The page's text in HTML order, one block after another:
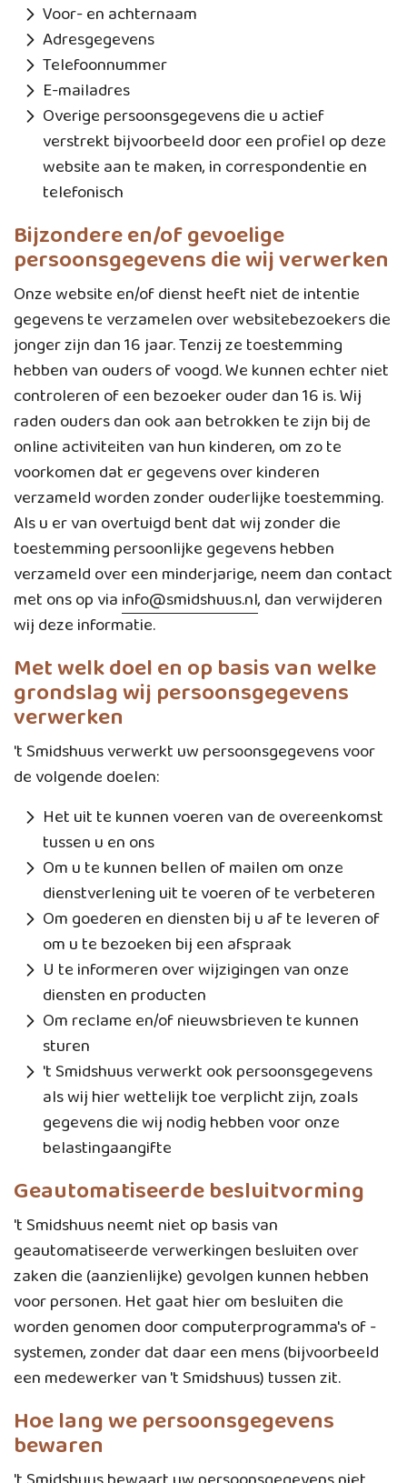
Voor- en achternaam
Adresgegevens
Telefoonnummer
E-mailadres
Overige persoonsgegevens die u actief
verstrekt bijvoorbeeld door een profiel op deze
website aan te maken, in correspondentie en
telefonisch
Bijzondere en/of gevoelige
persoonsgegevens die wij verwerken
Onze website en/of dienst heeft niet de intentie
gegevens te verzamelen over websitebezoekers die
jonger zijn dan 16 jaar. Tenzij ze toestemming
hebben van ouders of voogd. We kunnen echter niet
controleren of een bezoeker ouder dan 16 is. Wij
raden ouders dan ook aan betrokken te zijn bij de
online activiteiten van hun kinderen, om zo te
voorkomen dat er gegevens over kinderen
verzameld worden zonder ouderlijke toestemming.
Als u er van overtuigd bent dat wij zonder die
toestemming persoonlijke gegevens hebben
verzameld over een minderjarige, neem dan contact
met ons op via info@smidshuus.nl, dan verwijderen
wij deze informatie.
Met welk doel en op basis van welke
grondslag wij persoonsgegevens
verwerken
't Smidshuus verwerkt uw persoonsgegevens voor
de volgende doelen:
Het uit te kunnen voeren van de overeenkomst
tussen u en ons
Om u te kunnen bellen of mailen om onze
dienstverlening uit te voeren of te verbeteren
Om goederen en diensten bij u af te leveren of
om u te bezoeken bij een afspraak
U te informeren over wijzigingen van onze
diensten en producten
Om reclame en/of nieuwsbrieven te kunnen
sturen
't Smidshuus verwerkt ook persoonsgegevens
als wij hier wettelijk toe verplicht zijn, zoals
gegevens die wij nodig hebben voor onze
belastingaangifte
Geautomatiseerde besluitvorming
't Smidshuus neemt niet op basis van
geautomatiseerde verwerkingen besluiten over
zaken die (aanzienlijke) gevolgen kunnen hebben
voor personen. Het gaat hier om besluiten die
worden genomen door computerprogramma's of -
systemen, zonder dat daar een mens (bijvoorbeeld
een medewerker van 't Smidshuus) tussen zit.
Hoe lang we persoonsgegevens
bewaren